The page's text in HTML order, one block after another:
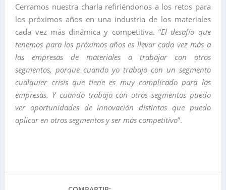
Cerramos nuestra charla refiriéndonos a los retos para
los próximos años en una industria de los materiales
cada vez más dinámica y competitiva. “El desafío que
tenemos para los próximos años es llevar cada vez más a
las empresas de materiales a trabajar con otros
segmentos, porque cuando yo trabajo con un segmento
cualquier crisis que tiene es muy complicado para las
empresas. Y cuando trabajo con otros segmentos puedo
ver oportunidades de innovación distintas que puedo
aplicar en otros segmentos y ser más competitivo”.